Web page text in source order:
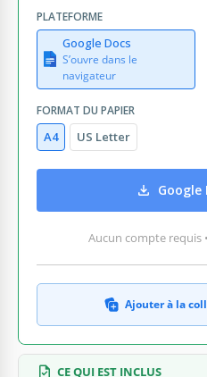
PLATEFORME
Google Docs
S’ouvre dans le
navigateur
FORMAT DU PAPIER
A4 US Letter
Google
Aucun compte requis
Ajouter à la
CE QUI EST INCLUS